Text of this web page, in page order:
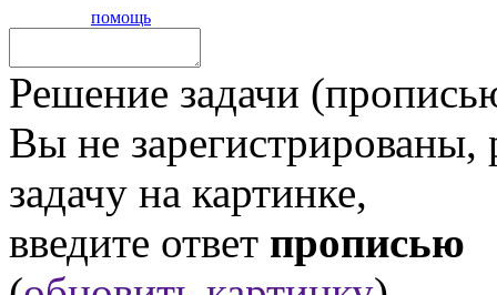
помощь
Решение задачи
Вы не
задачу на картинке,
введите ответ прописью